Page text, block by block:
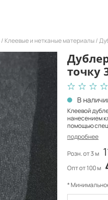
Клеевые и нетканые материалы
точку
В
Клеевой
нанесением
помощью
подробнее
Розн. от 3 м
Опт от 100 м
*